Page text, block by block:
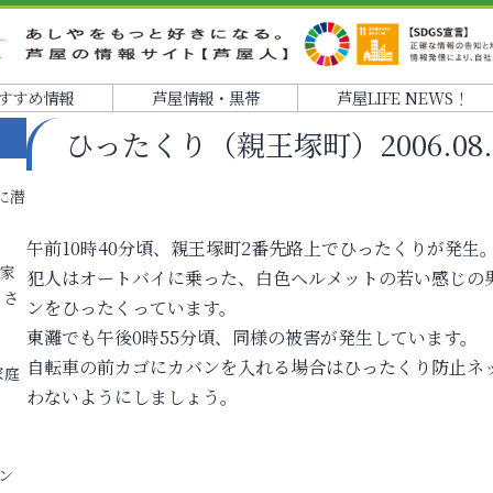
すめ情報 芦屋情報・黒帯 芦屋LIFE NEWS！
ひったくり（親王塚町）
午前10時40分頃、親王塚町2番先路上でひったくりが発生。
犯人はオートバイに乗った、白色ヘルメットの若い感じ
ンをひったくっています。
東灘でも午後0時55分頃、同様の被害が発生しています。
自転車の前カゴにカバンを入れる場合はひったくり防止
わないようにしましょう。
潜